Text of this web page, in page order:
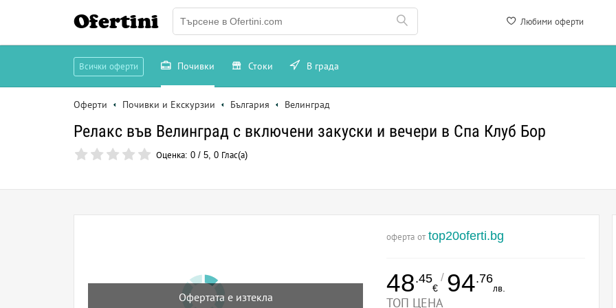
Любими оферти
Ofertini
Всички оферти Почивки Стоки В града
Оферти Почивки и Екскурзии България Велинград
Релакс във Велинград с включени закуски и вечери в Спа Клуб Бор
Оценка: 0 / 5, 0 Глас(а)
Офертата е изтекла
оферта от top20oferti.bg
48.45
€
/ 94.76
лв.
ТОП ЦЕНА